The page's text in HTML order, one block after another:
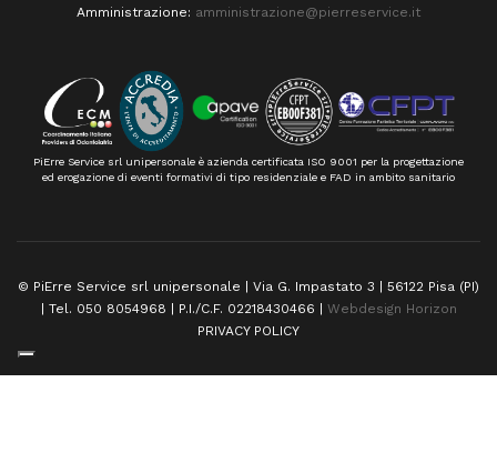
Amministrazione: amministrazione@pierreservice.it
PiErre Service srl unipersonale è azienda certificata ISO 9001 per la progettazione
ed erogazione di eventi formativi di tipo residenziale e FAD in ambito sanitario
© PiErre Service srl unipersonale | Via G. Impastato 3 | 56122 Pisa (PI)
| Tel. 050 8054968 | P.I./C.F. 02218430466 | Webdesign Horizon
PRIVACY POLICY